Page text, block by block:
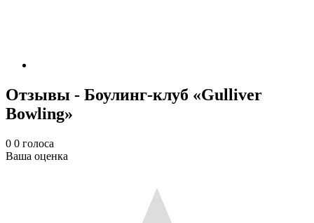
Отзывы - Боулинг-клуб «Gulliver
Bowling»
0 0 голоса
Ваша оценка